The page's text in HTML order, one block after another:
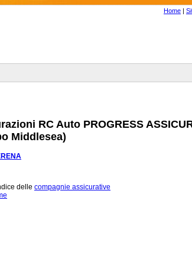
Home |
RC Auto PROGRESS
Middlesea)
delle compagnie assicurative